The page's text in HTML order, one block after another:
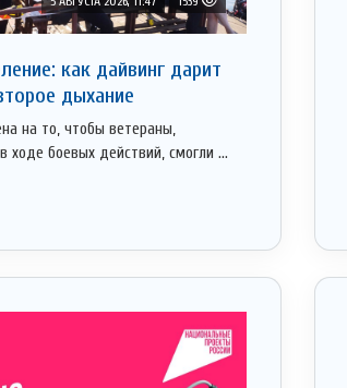
как дайвинг дарит
дыхание
на то, чтобы ветераны,
ходе боевых действий, смогли ...